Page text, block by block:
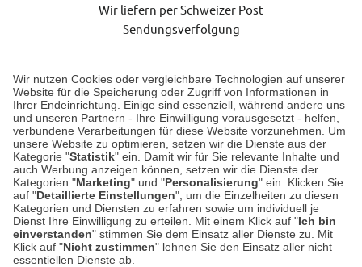
Wir nutzen Cookies oder vergleichbare Technologien auf unserer
Website für die Speicherung oder Zugriff von Informationen in
Ihrer Endeinrichtung. Einige sind essenziell, während andere uns
und unseren Partnern - Ihre Einwilligung vorausgesetzt - helfen,
verbundene Verarbeitungen für diese Website vorzunehmen. Um
unsere Website zu optimieren, setzen wir die Dienste aus der
Kategorie "Statistik" ein. Damit wir für Sie relevante Inhalte und
auch Werbung anzeigen können, setzen wir die Dienste der
Kategorien "Marketing" und "Personalisierung" ein. Klicken Sie
auf "Detaillierte Einstellungen", um die Einzelheiten zu diesen
Kategorien und Diensten zu erfahren sowie um individuell je
Dienst Ihre Einwilligung zu erteilen. Mit einem Klick auf "Ich bin
einverstanden" stimmen Sie dem Einsatz aller Dienste zu. Mit
Klick auf "Nicht zustimmen" lehnen Sie den Einsatz aller nicht
essentiellen Dienste ab.
Wir liefern per Schweizer Post
Sendungsverfolgung
Unser Geschäft in Meckenheim
Auf dem Steinbüchel 6
53340 Meckenheim
Montag bis Samstag 9:00 Uhr bis 18:00 Uhr
weitere Information